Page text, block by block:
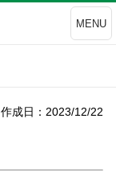
MENU
作成日：2023/12/22